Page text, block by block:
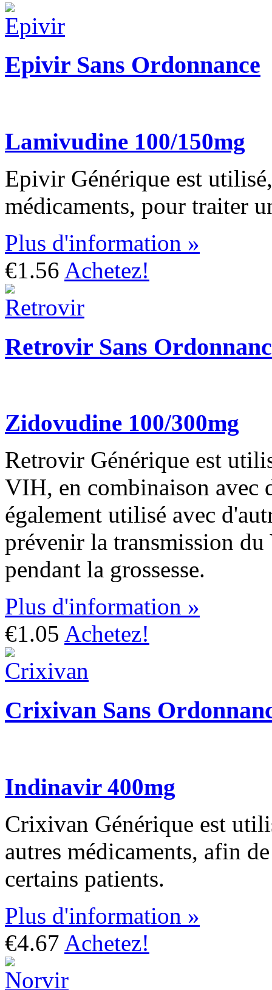
Epivir Sans Ordonnance
Lamivudine 100/150mg
Epivir Générique est
médicaments, pour traiter
Plus d'information »
€1.56 Achetez!
Retrovir Sans
Zidovudine 100/300mg
Retrovir Générique est
VIH, en combinaison avec
également utilisé avec
prévenir la transmission
pendant la grossesse.
Plus d'information »
€1.05 Achetez!
Crixivan Sans
Indinavir 400mg
Crixivan Générique est
autres médicaments, afin
certains patients.
Plus d'information »
€4.67 Achetez!